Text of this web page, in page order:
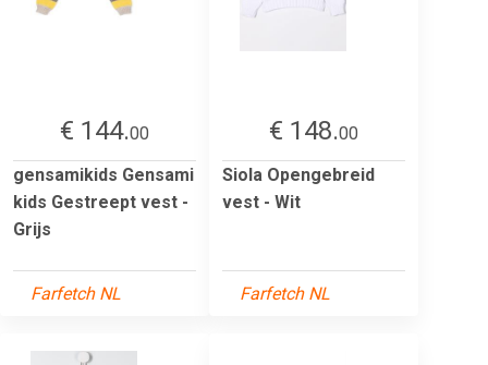
€ 144.00
gensamikids Gensami
kids Gestreept vest -
Grijs
Farfetch NL
€ 148.00
Siola Opengebreid
vest - Wit
Farfetch NL